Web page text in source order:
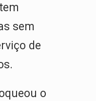
sem
de
o